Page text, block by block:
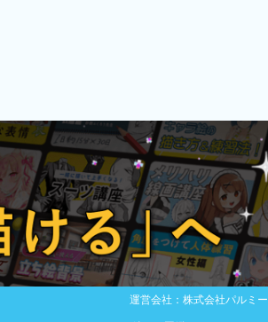
運営会社：株式会社パルミー